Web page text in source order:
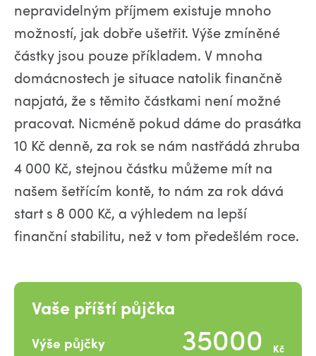
nepravidelným příjmem existuje mnoho
možností, jak dobře ušetřit. Výše zmíněné
částky jsou pouze příkladem. V mnoha
domácnostech je situace natolik finančně
napjatá, že s těmito částkami není možné
pracovat. Nicméně pokud dáme do prasátka
10 Kč denně, za rok se nám nastřádá zhruba
4 000 Kč, stejnou částku můžeme mít na
našem šetřícím kontě, to nám za rok dává
start s 8 000 Kč, a výhledem na lepší
finanční stabilitu, než v tom předešlém roce.
Vaše příští půjčka
Výše půjčky Kč